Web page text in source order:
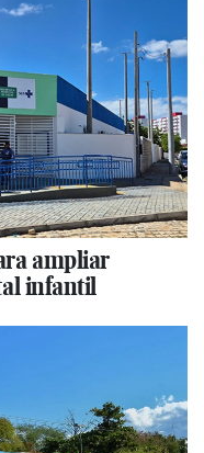
ampliar
infantil